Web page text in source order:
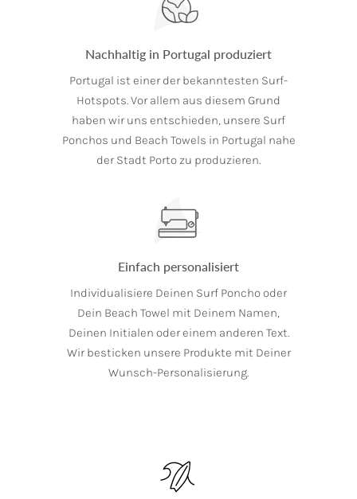
Nachhaltig in Portugal produziert
Portugal ist einer der bekanntesten Surf-
Hotspots. Vor allem aus diesem Grund
haben wir uns entschieden, unsere Surf
Ponchos und Beach Towels in Portugal nahe
der Stadt Porto zu produzieren.
Einfach personalisiert
Individualisiere Deinen Surf Poncho oder
Dein Beach Towel mit Deinem Namen,
Deinen Initialen oder einem anderen Text.
Wir besticken unsere Produkte mit Deiner
Wunsch-Personalisierung.